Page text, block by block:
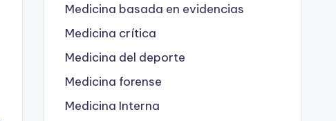
Medicina basada en evidencias
Medicina crítica
Medicina del deporte
Medicina forense
Medicina Interna